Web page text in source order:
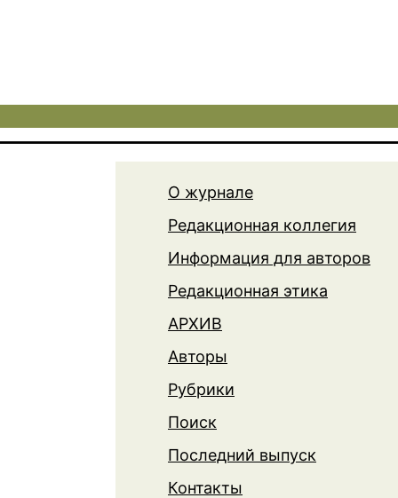
О журнале
Редакционная коллегия
Информация для авторов
Редакционная этика
АРХИВ
Авторы
Рубрики
Поиск
Последний выпуск
Контакты